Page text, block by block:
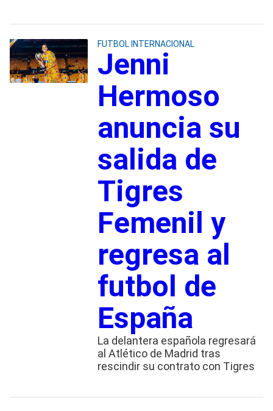
FUTBOL INTERNACIONAL
Jenni
Hermoso
anuncia su
salida de
Tigres
Femenil y
regresa al
futbol de
España
La delantera española regresará
al Atlético de Madrid tras
rescindir su contrato con Tigres